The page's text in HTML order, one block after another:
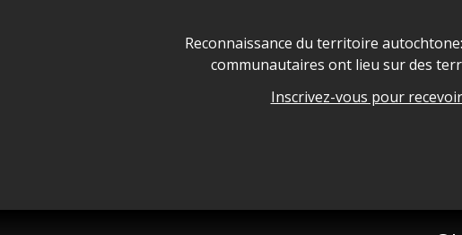
Legal Aid Ontario land
Reconnaissance du territoire
communautaires ont lieu sur des
Inscrivez-vous pour